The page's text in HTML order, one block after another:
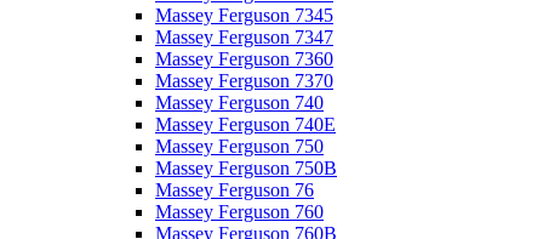
Massey Ferguson 7345
Massey Ferguson 7347
Massey Ferguson 7360
Massey Ferguson 7370
Massey Ferguson 740
Massey Ferguson 740E
Massey Ferguson 750
Massey Ferguson 750B
Massey Ferguson 76
Massey Ferguson 760
Massey Ferguson 760B